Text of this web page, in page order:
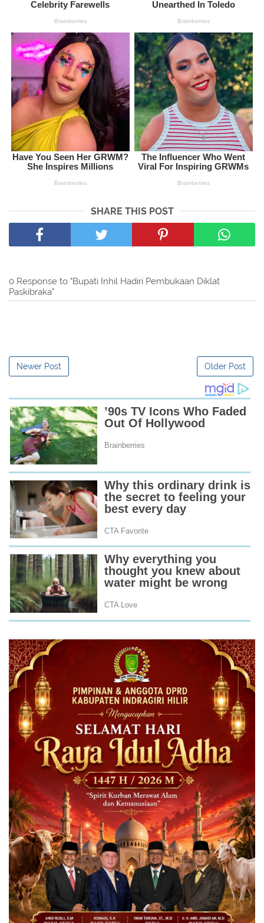
SHARE THIS POST
0 Response to "Bupati Inhil Hadiri Pembukaan Diklat
Paskibraka"
Newer Post Older Post